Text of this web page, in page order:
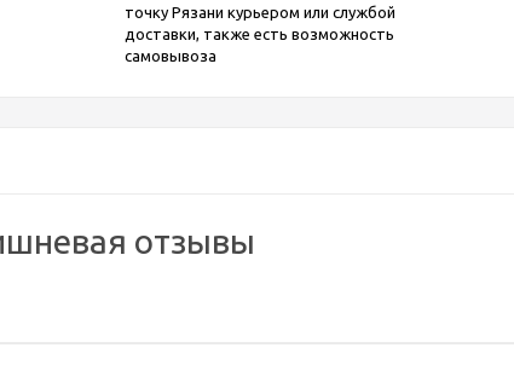
точку Рязани курьером или службой
доставки, также есть возможность
самовывоза
отзывы